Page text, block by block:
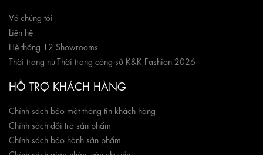
Về chúng tôi
Liên hệ
Hệ thống 12 Showrooms
Thời trang nữ-Thời trang công sở K&K Fashion 2026
HỖ TRỢ KHÁCH HÀNG
Chính sách bảo mật thông tin khách hàng
Chính sách đổi trả sản phẩm
Chính sách bảo hành sản phẩm